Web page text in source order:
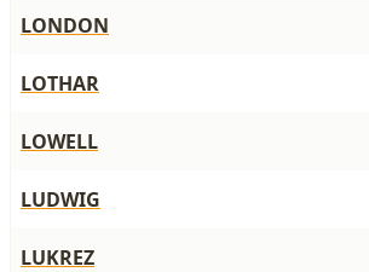
LONDON
LOTHAR
LOWELL
LUDWIG
LUKREZ